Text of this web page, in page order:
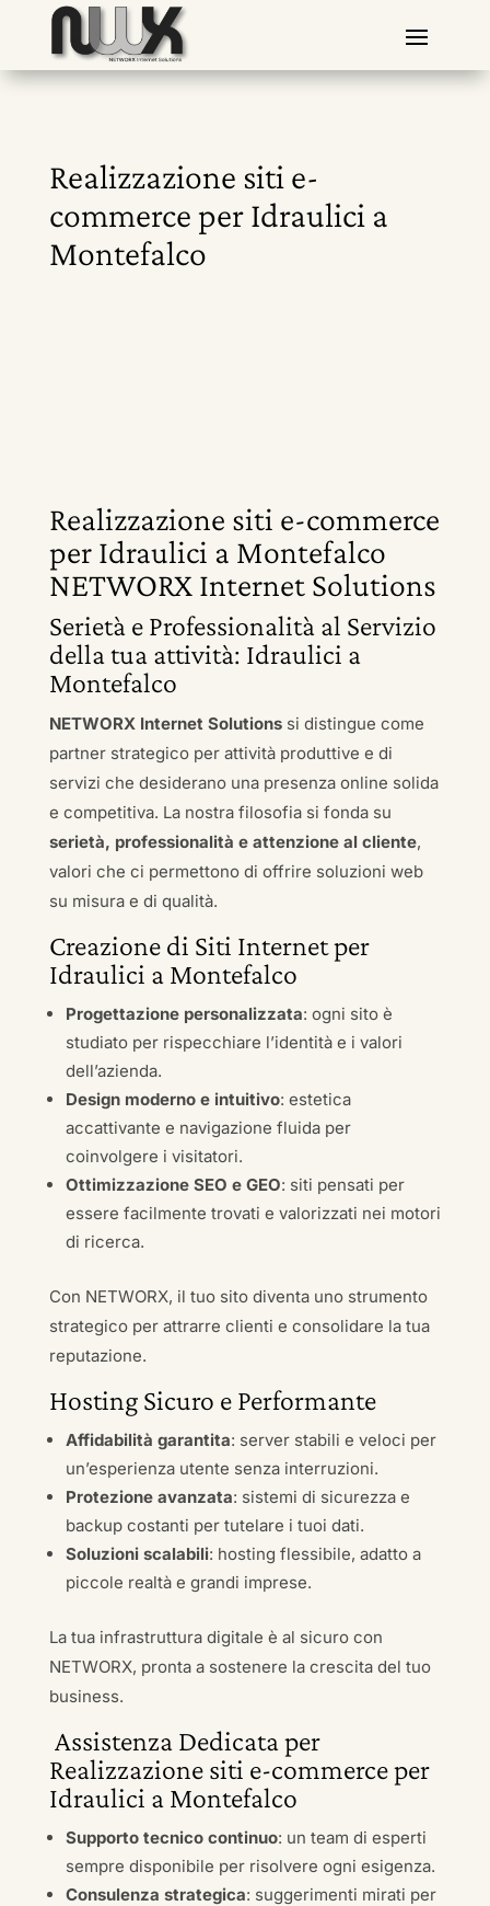
Realizzazione siti e-
commerce per Idraulici a
Montefalco
Realizzazione siti e-commerce
per Idraulici a Montefalco
NETWORX Internet Solutions
Serietà e Professionalità al Servizio
della tua attività: Idraulici a
Montefalco
NETWORX Internet Solutionssi distingue come
partner strategico per attività produttive e di
servizi che desiderano una presenza online solida
e competitiva. La nostra filosofia si fonda su
serietà, professionalità e attenzione al cliente,
valori che ci permettono di offrire soluzioni web
su misura e di qualità.
Creazione di Siti Internet per
Idraulici a Montefalco
Progettazione personalizzata: ogni sito è
studiato per rispecchiare l’identità e i valori
dell’azienda.
Design moderno e intuitivo: estetica
accattivante e navigazione fluida per
coinvolgere i visitatori.
Ottimizzazione SEO e GEO: siti pensati per
essere facilmente trovati e valorizzati nei motori
di ricerca.
Con NETWORX, il tuo sito diventa uno strumento
strategico per attrarre clienti e consolidare la tua
reputazione.
Hosting Sicuro e Performante
Affidabilità garantita: server stabili e veloci per
un’esperienza utente senza interruzioni.
Protezione avanzata: sistemi di sicurezza e
backup costanti per tutelare i tuoi dati.
Soluzioni scalabili: hosting flessibile, adatto a
piccole realtà e grandi imprese.
La tua infrastruttura digitale è al sicuro con
NETWORX, pronta a sostenere la crescita del tuo
business.
Assistenza Dedicata per
Realizzazione siti e-commerce per
Idraulici a Montefalco
Supporto tecnico continuo: un team di esperti
sempre disponibile per risolvere ogni esigenza.
Consulenza strategica: suggerimenti mirati per